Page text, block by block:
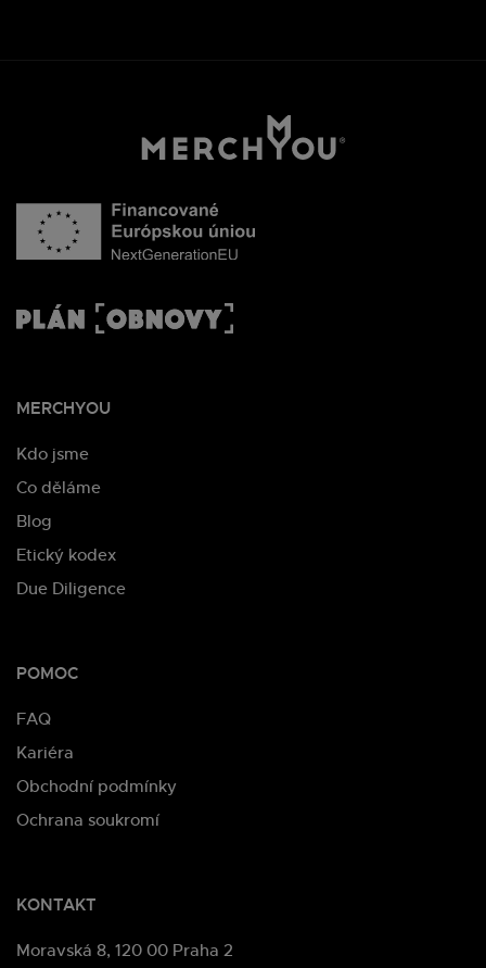
MERCHYOU
Kdo jsme
Co děláme
Blog
Etický kodex
Due Diligence
POMOC
FAQ
Kariéra
Obchodní podmínky
Ochrana soukromí
KONTAKT
Moravská 8, 120 00 Praha 2